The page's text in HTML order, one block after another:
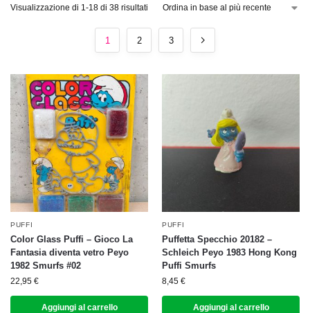
Visualizzazione di 1-18 di 38 risultati
1 2 3
PUFFI
Color Glass Puffi – Gioco La
Fantasia diventa vetro Peyo
1982 Smurfs #02
22,95 €
Aggiungi al carrello
PUFFI
Puffetta Specchio 20182 –
Schleich Peyo 1983 Hong Kong
Puffi Smurfs
8,45 €
Aggiungi al carrello